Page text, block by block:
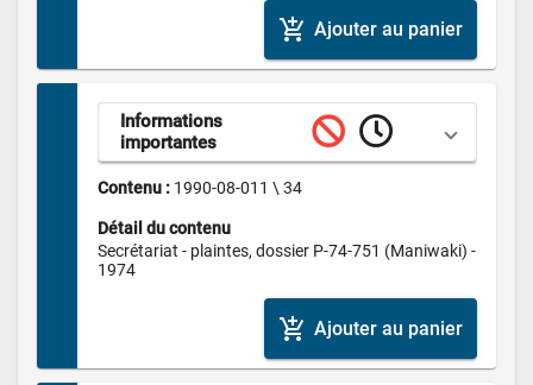
add_shopping_cart Ajouter au panier
Informations
importantes
Contenu : 1990-08-011 \ 34
Détail du contenu
Secrétariat - plaintes, dossier P-74-751 (Maniwaki) -
1974
add_shopping_cart Ajouter au panier